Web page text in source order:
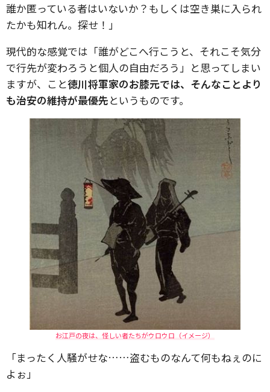
誰か匿っている者はいないか？もしくは空き巣に入られ
たかも知れん。探せ！」
現代的な感覚では「誰がどこへ行こうと、それこそ気分
で行先が変わろうと個人の自由だろう」と思ってしまい
ますが、こと徳川将軍家のお膝元では、そんなことより
も治安の維持が最優先というものです。
お江戸の夜は、怪しい者たちがウロウロ（イメージ）
「まったく人騒がせな……盗むものなんて何もねぇのに
よぉ」